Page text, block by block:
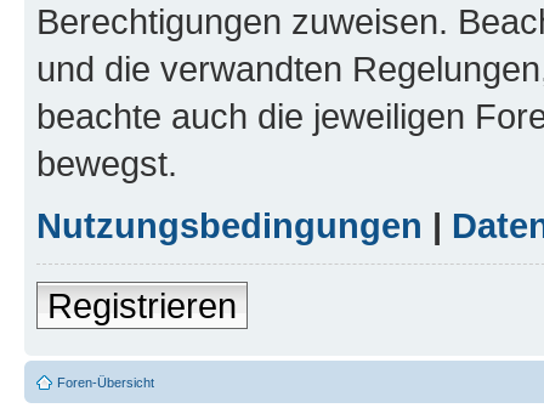
Berechtigungen zuweisen.
und die verwandten
beachte auch die jeweiligen
bewegst.
Nutzungsbedingungen |
Registrieren
Foren-Übersicht